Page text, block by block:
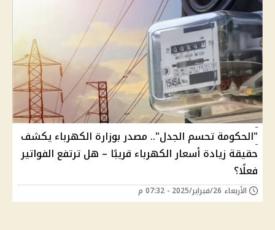
"الحكومة تحسم الجدل".. مصدر بوزارة الكهرباء يكشف
حقيقة زيادة أسعار الكهرباء قريبًا – هل ترتفع الفواتير
فعلًا؟
الأربعاء 26/فبراير/2025 - 07:32 م